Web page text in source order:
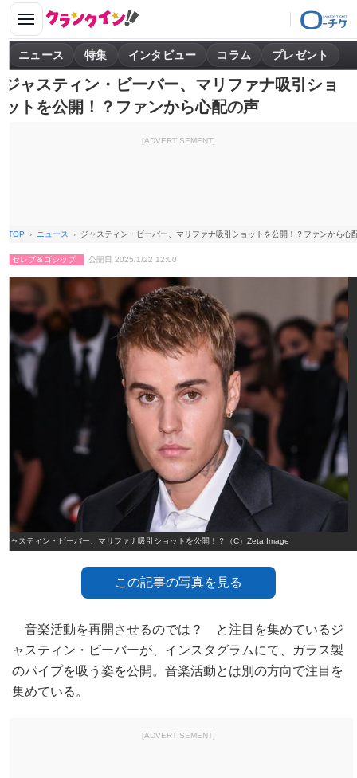
ニュース 特集 インタビュー コラム プレゼント
ジャスティン・ビーバー、マリファナ吸引ショ
ットを公開！？ファンから心配の声
[ADVERTISEMENT]
TOP ニュース ジャスティン・ビーバー、マリファナ吸引ショットを公開！？ファンから心
セレブ＆ゴシップ 公開日 2025/1/22 12:00
ジャスティン・ビーバー、マリファナ吸引ショットを公開！？（C）Zeta Image
この記事の写真を見る
音楽活動を再開させるのでは？ と注目を集めているジ
ャスティン・ビーバーが、インスタグラムにて、ガラス製
のパイプを吸う姿を公開。音楽活動とは別の方向で注目を
集めている。
[ADVERTISEMENT]